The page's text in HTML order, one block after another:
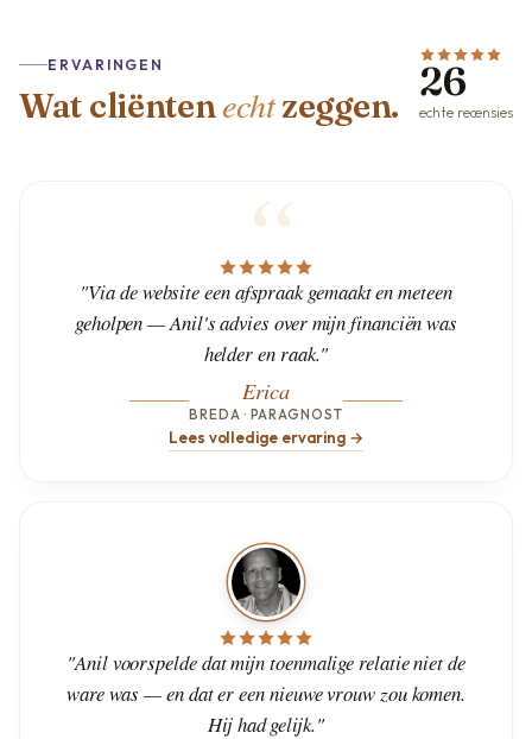
ERVARINGEN
Wat cliëntenechtzeggen.
26
echte recensies
"Via de website een afspraak gemaakt en meteen
geholpen — Anil's advies over mijn financiën was
helder en raak."
Erica
BREDA · PARAGNOST
Lees volledige ervaring →
"Anil voorspelde dat mijn toenmalige relatie niet de
ware was — en dat er een nieuwe vrouw zou komen.
Hij had gelijk."